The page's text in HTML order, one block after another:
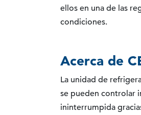
ellos en una de las
condiciones.
Acerca de
La unidad de
se pueden controlar
ininterrumpida